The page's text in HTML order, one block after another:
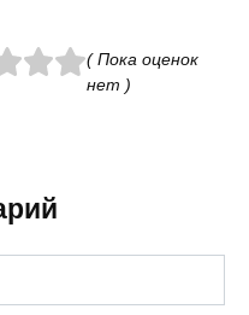
( Пока оценок
нет )